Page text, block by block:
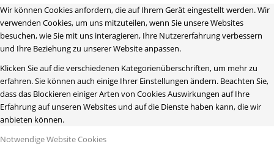
Wir können Cookies anfordern, die auf Ihrem Gerät eingestellt werden. Wir
verwenden Cookies, um uns mitzuteilen, wenn Sie unsere Websites
besuchen, wie Sie mit uns interagieren, Ihre Nutzererfahrung verbessern
und Ihre Beziehung zu unserer Website anpassen.
Klicken Sie auf die verschiedenen Kategorienüberschriften, um mehr zu
erfahren. Sie können auch einige Ihrer Einstellungen ändern. Beachten Sie,
dass das Blockieren einiger Arten von Cookies Auswirkungen auf Ihre
Erfahrung auf unseren Websites und auf die Dienste haben kann, die wir
anbieten können.
Notwendige Website Cookies